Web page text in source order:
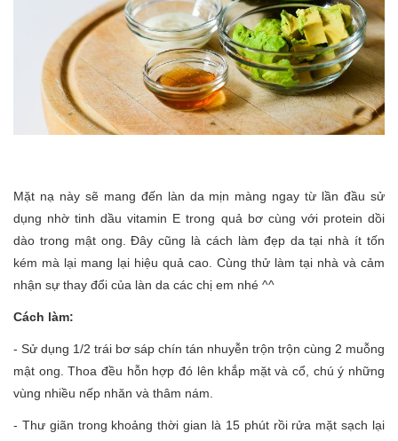
Mặt nạ này sẽ mang đến làn da mịn màng ngay từ lần đầu sử
dụng nhờ tinh dầu vitamin E trong quả bơ cùng với protein dồi
dào trong mật ong. Đây cũng là cách làm đẹp da tại nhà ít tốn
kém mà lại mang lại hiệu quả cao. Cùng thử làm tại nhà và cảm
nhận sự thay đổi của làn da các chị em nhé ^^
Cách làm:
- Sử dụng 1/2 trái bơ sáp chín tán nhuyễn trộn trộn cùng 2 muỗng
mật ong. Thoa đều hỗn hợp đó lên khắp mặt và cổ, chú ý những
vùng nhiều nếp nhăn và thâm nám.
- Thư giãn trong khoảng thời gian là 15 phút rồi rửa mặt sạch lại